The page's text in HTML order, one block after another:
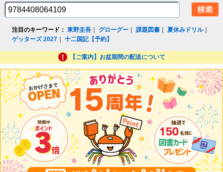
注目のキーワード： 東野圭吾 グローグー ｜課題図書 ｜夏休みドリル｜
ゲッターズ 2027 ｜十二国記【予約】
【ご案内】お盆期間の配送について